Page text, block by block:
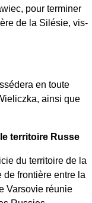
pour terminer
de la Silésie, vis-
en toute
ainsi que
territoire Russe
du territoire de la
frontière entre la
Varsovie réunie